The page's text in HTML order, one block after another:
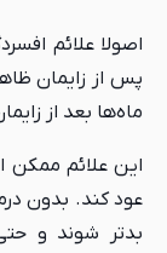
اصولا علائم
پس از زایمان
ماه‌ها بعد از
این علائم ممکن
عود کند. بدون
بدتر شوند و